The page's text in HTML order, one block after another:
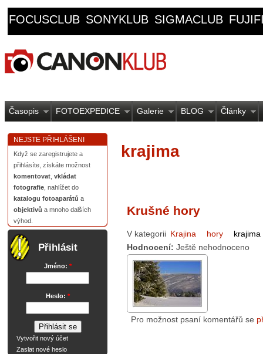
FOCUSCLUB SONYKLUB SIGMACLUB
Časopis FOTOEXPEDICE Galerie BLOG Články
NEJSTE PŘIHLÁŠENI
Když se zaregistrujete a
přihlásíte, získáte možnost
komentovat vkládat
fotografie , nahlížet do
katalogu fotoaparátů a
objektivů a mnoho dalších
výhod.
Přihlásit
Jméno: *
Heslo: *
Vytvořit nový účet
Zaslat nové heslo
krajima
Krušné hory
V kategorii Krajina hory
krajima
Hodnocení: Ještě nehodnoceno
Pro možnost psaní komentářů se